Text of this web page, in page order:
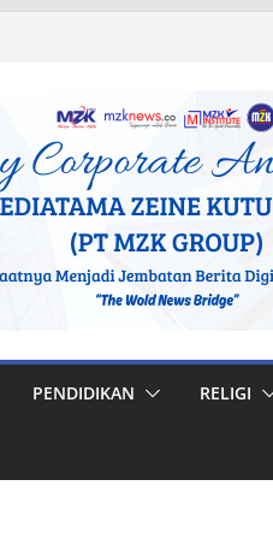
PENDIDIKAN RELIGI